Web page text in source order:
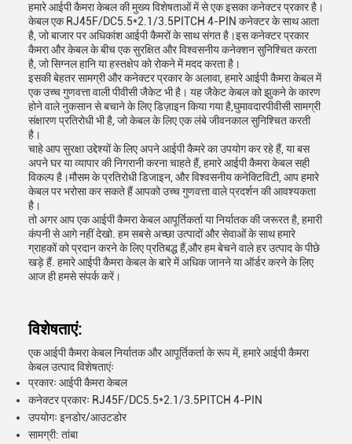
हमारे आईपी कैमरा केबल की मुख्य विशेषताओं में से एक इसका कनेक्टर प्रकार है।
केबल एक RJ45F/DC5.5*2.1/3.5PITCH 4-PIN कनेक्टर के साथ आता
है, जो बाजार पर अधिकांश आईपी कैमरों के साथ संगत है।इस कनेक्टर प्रकार
कैमरा और केबल के बीच एक सुरक्षित और विश्वसनीय कनेक्शन सुनिश्चित करता
है, जो सिग्नल हानि या हस्तक्षेप को रोकने में मदद करता है।
इसकी बेहतर सामग्री और कनेक्टर प्रकार के अलावा, हमारे आईपी कैमरा केबल में
एक उच्च गुणवत्ता वाली पीवीसी जैकेट भी है। यह जैकेट केबल को झुकने के कारण
होने वाले नुकसान से बचाने के लिए डिज़ाइन किया गया है,घुमावदारपीवीसी सामग्री
संक्षारण प्रतिरोधी भी है, जो केबल के लिए एक लंबे जीवनकाल सुनिश्चित करती
है।
चाहे आप सुरक्षा उद्देश्यों के लिए अपने आईपी कैमरे का उपयोग कर रहे हैं, या बस
अपने घर या व्यापार की निगरानी करना चाहते हैं, हमारे आईपी कैमरा केबल सही
विकल्प है।मौसम के प्रतिरोधी डिजाइन, और विश्वसनीय कनेक्टिविटी, आप हमारे
केबल पर भरोसा कर सकते हैं आपको उच्च गुणवत्ता वाले प्रदर्शन की आवश्यकता
है।
तो अगर आप एक आईपी कैमरा केबल आपूर्तिकर्ता या निर्यातक की जरूरत है, हमारी
कंपनी से आगे नहीं देखो. हम सबसे अच्छा उत्पादों और सेवाओं के साथ हमारे
ग्राहकों को प्रदान करने के लिए प्रतिबद्ध हैं,और हम बेचने वाले हर उत्पाद के पीछे
खड़े हैं. हमारे आईपी कैमरा केबल के बारे में अधिक जानने या ऑर्डर करने के लिए
आज ही हमसे संपर्क करें।
विशेषताएं:
एक आईपी कैमरा केबल निर्यातक और आपूर्तिकर्ता के रूप में, हमारे आईपी कैमरा
केबल उत्पाद विशेषताएंः
प्रकारः आईपी कैमरा केबल
कनेक्टर प्रकारः RJ45F/DC5.5*2.1/3.5PITCH 4-PIN
उपयोगः इनडोर/आउटडोर
सामग्री: तांबा